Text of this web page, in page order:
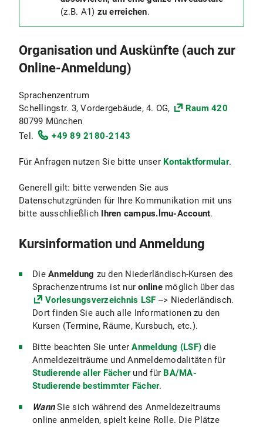
(z.B. A1) zu erreichen.
Organisation und Auskünfte (auch zur
Online-Anmeldung)
Sprachenzentrum
Schellingstr. 3, Vordergebäude, 4. OG,
Raum 420
80799 München
Tel.
+49 89 2180-2143
Für Anfragen nutzen Sie bitte unser Kontaktformular.
Generell gilt: bitte verwenden Sie aus
Datenschutzgründen für Ihre Kommunikation mit uns
bitte ausschließlich Ihren campus.lmu-Account.
Kursinformation und Anmeldung
Die Anmeldung zu den Niederländisch-Kursen des
Sprachenzentrums ist nur online möglich über das
Vorlesungsverzeichnis LSF --> Niederländisch.
Dort finden Sie auch alle Informationen zu den
Kursen (Termine, Räume, Kursbuch, etc.).
Bitte beachten Sie unterAnmeldung (LSF) die
Anmeldezeiträume und Anmeldemodalitäten für
Studierende aller Fächerund für BA/MA-
Studierende bestimmter Fächer.
Wann Sie sich während des Anmeldezeitraums
online anmelden, spielt keine Rolle. Die Plätze